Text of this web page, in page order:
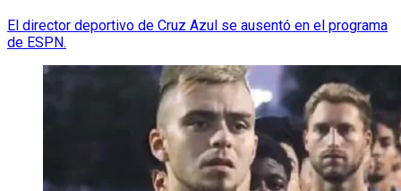
El director deportivo de Cruz Azul se ausentó en el programa
de ESPN.